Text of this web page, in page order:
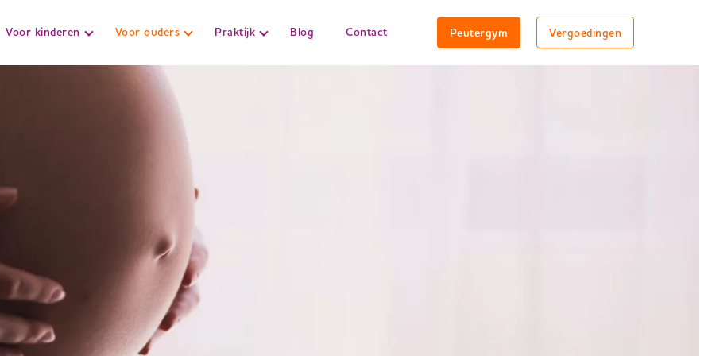
Voor kinderen Voor ouders Praktijk Blog Contact Peutergym Vergoedingen